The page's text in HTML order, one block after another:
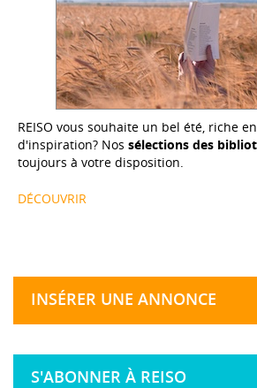
REISO vous souhaite un bel été, riche
d'inspiration? Nos sélections des
toujours à votre disposition.
DÉCOUVRIR
INSÉRER UNE ANNONCE
S'ABONNER À REISO